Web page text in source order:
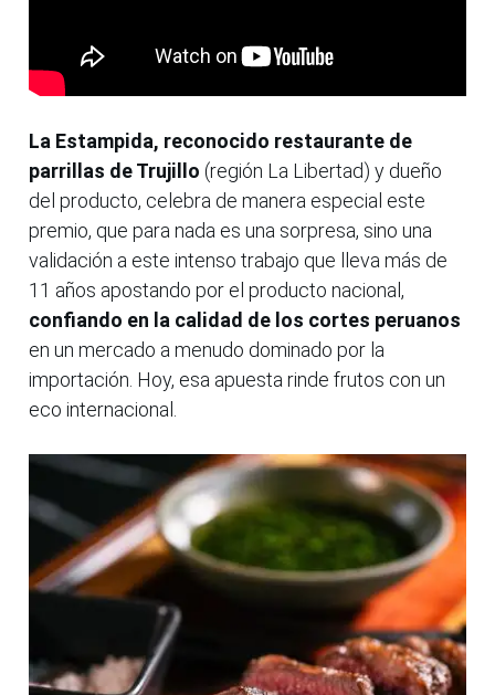
La Estampida, reconocido restaurante de
parrillas de Trujillo (región La Libertad) y dueño
del producto, celebra de manera especial este
premio, que para nada es una sorpresa, sino una
validación a este intenso trabajo que lleva más de
11 años apostando por el producto nacional,
confiando en la calidad de los cortes peruanos
en un mercado a menudo dominado por la
importación. Hoy, esa apuesta rinde frutos con un
eco internacional.